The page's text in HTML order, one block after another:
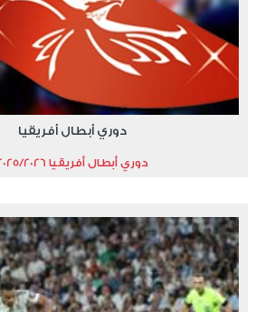
دوري أبطال أفريقيا
دوري أبطال أفريقيا 2025/2026